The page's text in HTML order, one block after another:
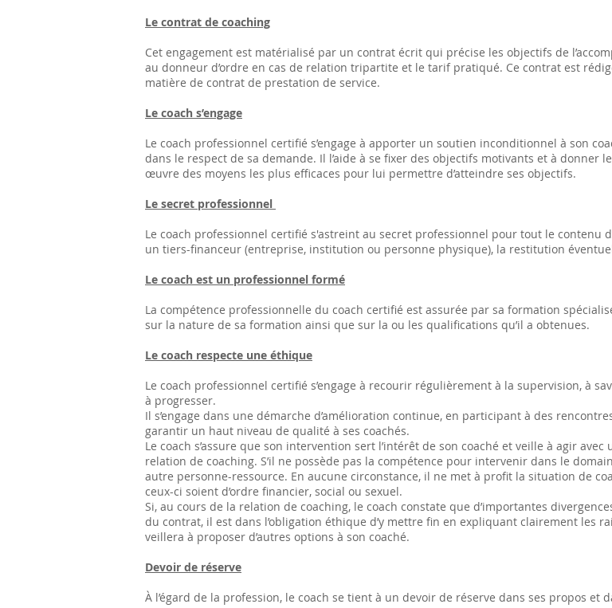
Le contrat de coaching
Cet engagement est matérialisé par un contrat écrit qui précise les objectifs de
au donneur d’ordre en cas de relation tripartite et le tarif pratiqué. Ce contrat est
matière de contrat de prestation de service.
Le coach s’engage
Le coach professionnel certifié s’engage à apporter un soutien inconditionnel à son
dans le respect de sa demande. Il l’aide à se fixer des objectifs motivants et à donner
œuvre des moyens les plus efficaces pour lui permettre d’atteindre ses objectifs.
Le secret professionnel
Le coach professionnel certifié s'astreint au secret professionnel pour tout le contenu
un tiers-financeur (entreprise, institution ou personne physique), la restitution
Le coach est un professionnel formé
La compétence professionnelle du coach certifié est assurée par sa formation
sur la nature de sa formation ainsi que sur la ou les qualifications qu’il a obtenues.
Le coach respecte une éthique
Le coach professionnel certifié s’engage à recourir régulièrement à la supervision, à
à progresser.
Il s’engage dans une démarche d’amélioration continue, en participant à des
garantir un haut niveau de qualité à ses coachés.
Le coach s’assure que son intervention sert l’intérêt de son coaché et veille à agir
relation de coaching. S’il ne possède pas la compétence pour intervenir dans le
autre personne-ressource. En aucune circonstance, il ne met à profit la situation de
ceux-ci soient d’ordre financier, social ou sexuel.
Si, au cours de la relation de coaching, le coach constate que d’importantes
du contrat, il est dans l’obligation éthique d’y mettre fin en expliquant clairement les
veillera à proposer d’autres options à son coaché.
Devoir de réserve
À l’égard de la profession, le coach se tient à un devoir de réserve dans ses propos et